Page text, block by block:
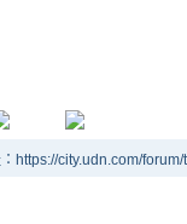
https://city.udn.com/